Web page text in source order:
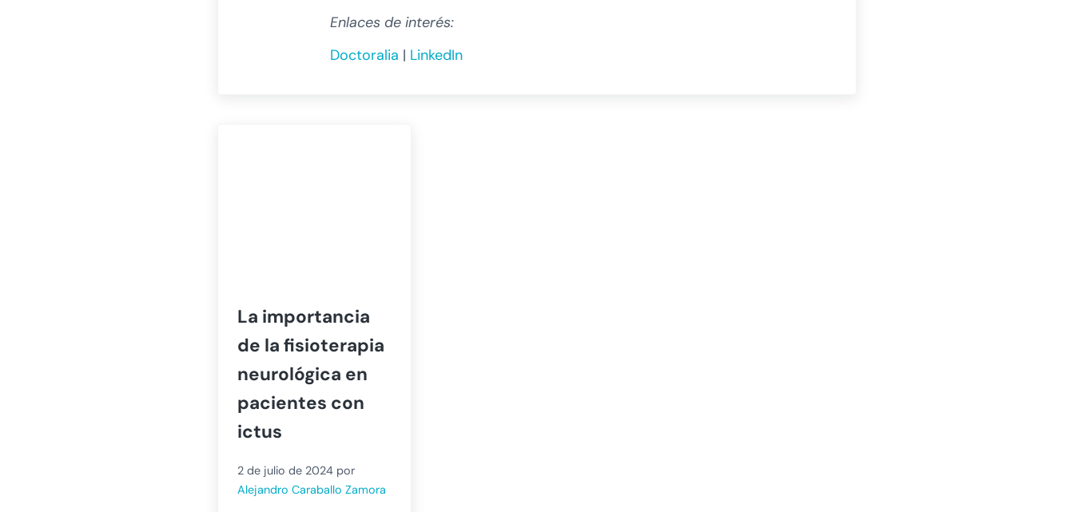
Enlaces de interés:
Doctoralia | LinkedIn
La importancia
de la fisioterapia
neurológica en
pacientes con
ictus
2 de julio de 2024 por
Alejandro Caraballo Zamora